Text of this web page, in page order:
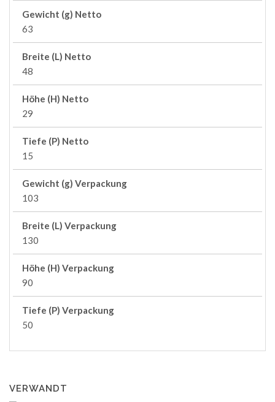
Gewicht (g) Netto
63
Breite (L) Netto
48
Höhe (H) Netto
29
Tiefe (P) Netto
15
Gewicht (g) Verpackung
103
Breite (L) Verpackung
130
Höhe (H) Verpackung
90
Tiefe (P) Verpackung
50
VERWANDT